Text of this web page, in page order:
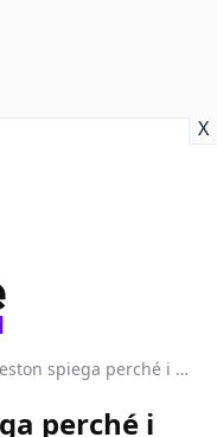
X
Tom Hiddleston spiega perché i Marvel Studios non lo hanno scelto per interpretare Thor preferendo Chris Hemsworth
perché i